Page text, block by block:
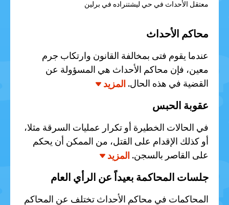
معتقل الأحداث في حي ليشتنراده في برلين
محاكم الأحداث
عندما يقوم فتى بمخالفة القانون وارتكاب جرم
معين، فإن محاكم الأحداث هي المسؤولة عن
القضية في هذه الحال. المزيد
عقوبة الحبس
في الحالات الخطيرة أو تكرار عمليات السرقة مثلا،
أو كذلك الإقدام على القتل، من الممكن أن يحكم
على القاصر بالسجن. المزيد
جلسات المحاكمة بعيداً عن الرأي العام
المحاكمات في محاكم الأحداث تختلف عن المحاكم